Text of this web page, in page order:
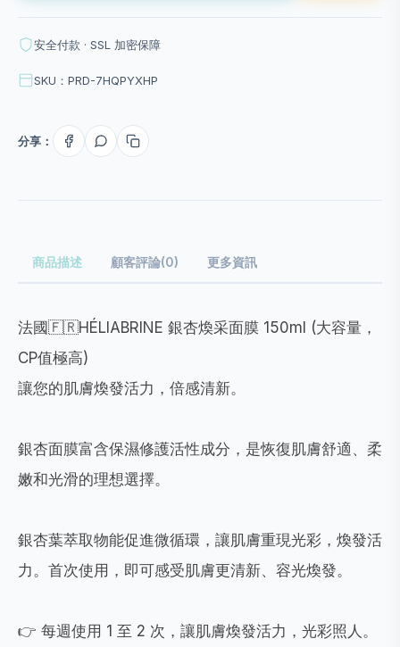
安全付款 · SSL 加密保障
SKU：PRD-7HQPYXHP
分享：
商品描述 顧客評論(0) 更多資訊
法國🇫🇷HÉLIABRINE 銀杏煥采面膜 150ml (大容量，
CP值極高)
讓您的肌膚煥發活力，倍感清新。
銀杏面膜富含保濕修護活性成分，是恢復肌膚舒適、柔
嫩和光滑的理想選擇。
銀杏葉萃取物能促進微循環，讓肌膚重現光彩，煥發活
力。首次使用，即可感受肌膚更清新、容光煥發。
👉 每週使用 1 至 2 次，讓肌膚煥發活力，光彩照人。